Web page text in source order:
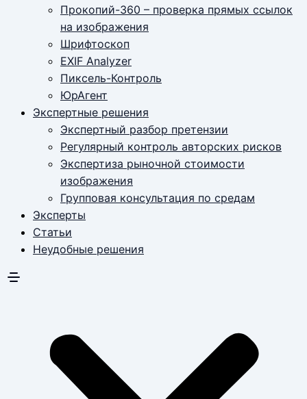
Прокопий-360 – проверка прямых ссылок
на изображения
Шрифтоскоп
EXIF Analyzer
Пиксель-Контроль
ЮрАгент
Экспертные решения
Экспертный разбор претензии
Регулярный контроль авторских рисков
Экспертиза рыночной стоимости
изображения
Групповая консультация по средам
Эксперты
Статьи
Неудобные решения